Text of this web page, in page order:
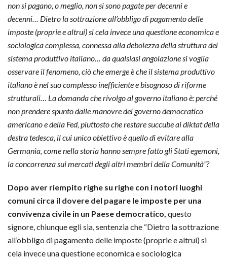
non si pagano, o meglio, non si sono pagate per decenni e
decenni… Dietro la sottrazione all’obbligo di pagamento delle
imposte (proprie e altrui) si cela invece una questione economica e
sociologica complessa, connessa alla debolezza della struttura del
sistema produttivo italiano… da qualsiasi angolazione si voglia
osservare il fenomeno, ciò che emerge è che il sistema produttivo
italiano è nel suo complesso inefficiente e bisognoso di riforme
strutturali… La domanda che rivolgo al governo italiano è: perché
non prendere spunto dalle manovre del governo democratico
americano e della Fed, piuttosto che restare succube ai diktat della
destra tedesca, il cui unico obiettivo è quello di evitare alla
Germania, come nella storia hanno sempre fatto gli Stati egemoni,
la concorrenza sui mercati degli altri membri della Comunità”?
Dopo aver riempito righe su righe con i notori luoghi
comuni circa il dovere del pagare le imposte per una
convivenza civile in un Paese democratico, questo
signore, chiunque egli sia, sentenzia che “Dietro la sottrazione
all’obbligo di pagamento delle imposte (proprie e altrui) si
cela invece una questione economica e sociologica